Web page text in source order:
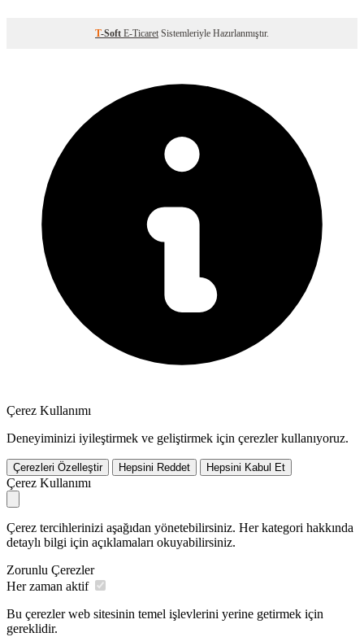
T-Soft E-Ticaret Sistemleriyle Hazırlanmıştır.
Çerez Kullanımı
Deneyiminizi iyileştirmek ve geliştirmek için çerezler kullanıyoruz.
Çerezleri Özelleştir Hepsini Reddet Hepsini Kabul Et
Çerez Kullanımı
Çerez tercihlerinizi aşağıdan yönetebilirsiniz. Her kategori hakkında
detaylı bilgi için açıklamaları okuyabilirsiniz.
Zorunlu Çerezler
Her zaman aktif
Bu çerezler web sitesinin temel işlevlerini yerine getirmek için
gereklidir.